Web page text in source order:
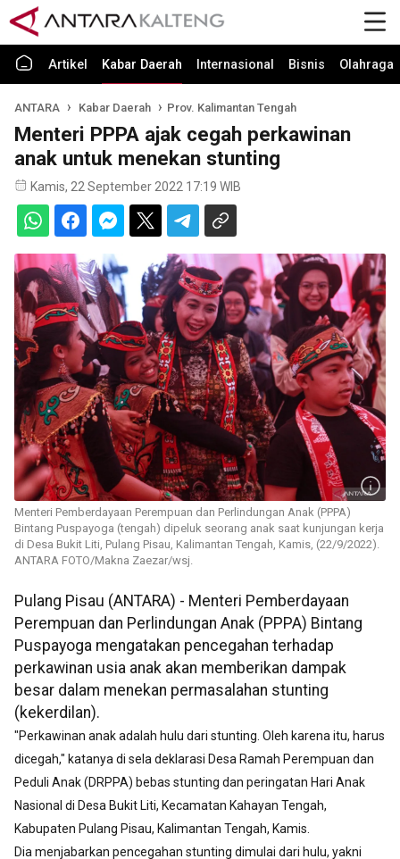
Artikel Kabar Daerah Internasional Bisnis Olahraga
ANTARA Kabar Daerah Prov. Kalimantan Tengah
Menteri PPPA ajak cegah perkawinan
anak untuk menekan stunting
Kamis, 22 September 2022 17:19 WIB
Menteri Pemberdayaan Perempuan dan Perlindungan Anak (PPPA)
Bintang Puspayoga (tengah) dipeluk seorang anak saat kunjungan kerja
di Desa Bukit Liti, Pulang Pisau, Kalimantan Tengah, Kamis, (22/9/2022).
ANTARA FOTO/Makna Zaezar/wsj.
Pulang Pisau (ANTARA) - Menteri Pemberdayaan
Perempuan dan Perlindungan Anak (PPPA) Bintang
Puspayoga mengatakan pencegahan terhadap
perkawinan usia anak akan memberikan dampak
besar dalam menekan permasalahan stunting
(kekerdilan).
"Perkawinan anak adalah hulu dari stunting. Oleh karena itu, harus
dicegah," katanya di sela deklarasi Desa Ramah Perempuan dan
Peduli Anak (DRPPA) bebas stunting dan peringatan Hari Anak
Nasional di Desa Bukit Liti, Kecamatan Kahayan Tengah,
Kabupaten Pulang Pisau, Kalimantan Tengah, Kamis.
Dia menjabarkan pencegahan stunting dimulai dari hulu, yakni